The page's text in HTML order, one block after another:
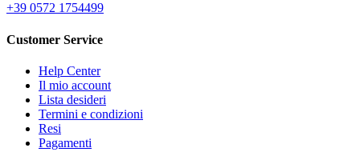
+39 0572 1754499
Customer Service
Help Center
Il mio account
Lista desideri
Termini e condizioni
Resi
Pagamenti